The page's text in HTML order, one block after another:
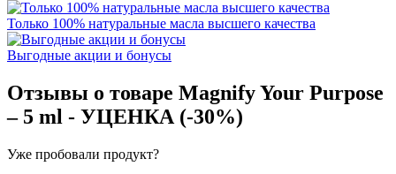
Только 100% натуральные масла высшего качества
Выгодные акции и бонусы
Отзывы о товаре Magnify Your Purpose
– 5 ml - УЦЕНКА (-30%)
Уже пробовали продукт?